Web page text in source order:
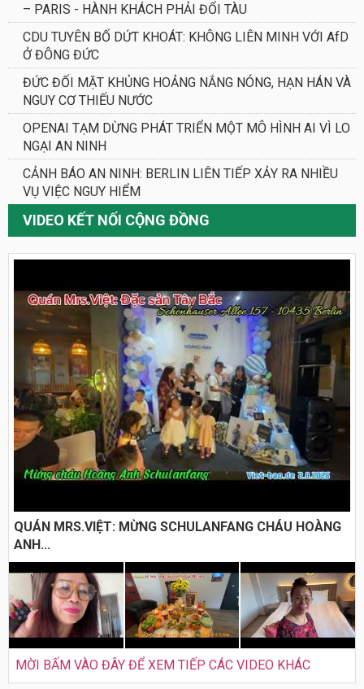
– PARIS - HÀNH KHÁCH PHẢI ĐỔI TÀU
CDU TUYÊN BỐ DỨT KHOÁT: KHÔNG LIÊN MINH VỚI AfD
Ở ĐÔNG ĐỨC
ĐỨC ĐỐI MẶT KHỦNG HOẢNG NẮNG NÓNG, HẠN HÁN VÀ
NGUY CƠ THIẾU NƯỚC
OPENAI TẠM DỪNG PHÁT TRIỂN MỘT MÔ HÌNH AI VÌ LO
NGẠI AN NINH
CẢNH BÁO AN NINH: BERLIN LIÊN TIẾP XẢY RA NHIỀU
VỤ VIỆC NGUY HIỂM
VIDEO KẾT NỐI CỘNG ĐỒNG
QUÁN MRS.VIỆT: MỪNG SCHULANFANG CHÁU HOÀNG
ANH...
MỜI BẤM VÀO ĐÂY ĐỂ XEM TIẾP CÁC VIDEO KHÁC